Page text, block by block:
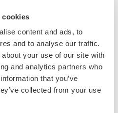
cookies
content and ads, to
and to analyse our traffic.
your use of our site with
and analytics partners who
that you’ve
collected from your use
damit Daten, mit denen
optimieren können.